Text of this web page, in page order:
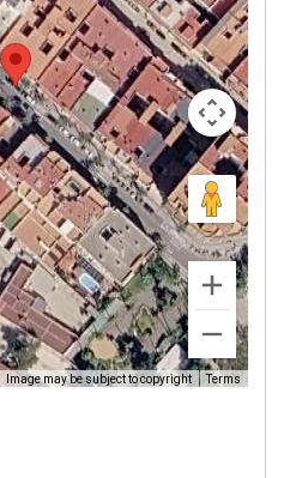
Image may be subject to copyright Terms